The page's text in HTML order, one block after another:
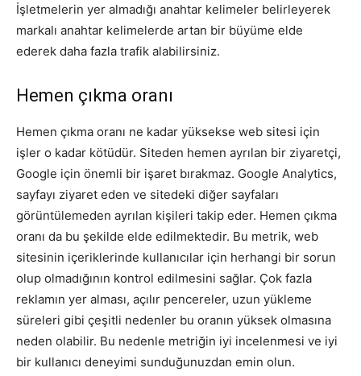
İşletmelerin yer almadığı anahtar kelimeler belirleyerek
markalı anahtar kelimelerde artan bir büyüme elde
ederek daha fazla trafik alabilirsiniz.
Hemen çıkma oranı
Hemen çıkma oranı ne kadar yüksekse web sitesi için
işler o kadar kötüdür. Siteden hemen ayrılan bir ziyaretçi,
Google için önemli bir işaret bırakmaz. Google Analytics,
sayfayı ziyaret eden ve sitedeki diğer sayfaları
görüntülemeden ayrılan kişileri takip eder. Hemen çıkma
oranı da bu şekilde elde edilmektedir. Bu metrik, web
sitesinin içeriklerinde kullanıcılar için herhangi bir sorun
olup olmadığının kontrol edilmesini sağlar. Çok fazla
reklamın yer alması, açılır pencereler, uzun yükleme
süreleri gibi çeşitli nedenler bu oranın yüksek olmasına
neden olabilir. Bu nedenle metriğin iyi incelenmesi ve iyi
bir kullanıcı deneyimi sunduğunuzdan emin olun.